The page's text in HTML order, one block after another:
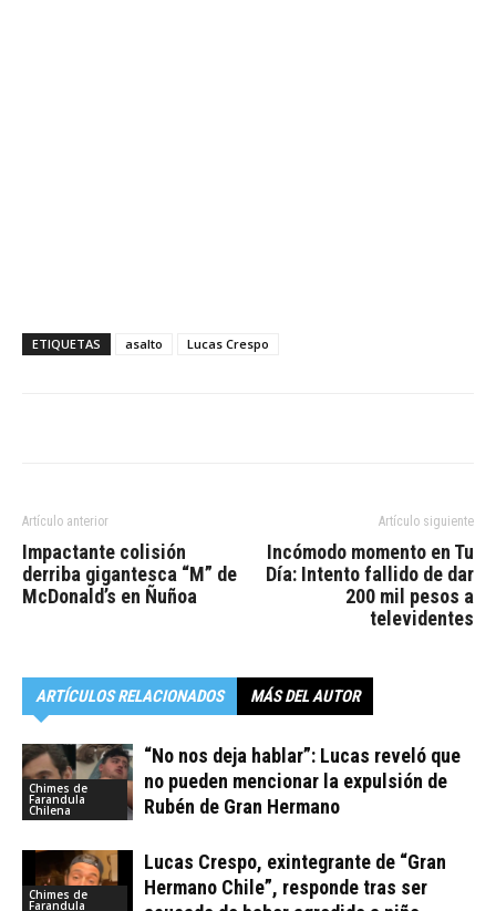
ETIQUETAS asalto Lucas Crespo
Artículo anterior
Impactante colisión
derriba gigantesca “M” de
McDonald’s en Ñuñoa
Artículo siguiente
Incómodo momento en Tu
Día: Intento fallido de dar
200 mil pesos a
televidentes
ARTÍCULOS RELACIONADOS MÁS DEL AUTOR
Chimes de
Farandula
Chilena
“No nos deja hablar”: Lucas reveló que
no pueden mencionar la expulsión de
Rubén de Gran Hermano
Chimes de
Farandula
Lucas Crespo, exintegrante de “Gran
Hermano Chile”, responde tras ser